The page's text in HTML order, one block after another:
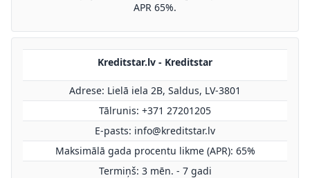
APR 65%.
Kreditstar.lv - Kreditstar
Adrese: Lielā iela 2B, Saldus, LV-3801
Tālrunis: +371 27201205
E-pasts: info@kreditstar.lv
Maksimālā gada procentu likme (APR): 65%
Termiņš: 3 mēn. - 7 gadi